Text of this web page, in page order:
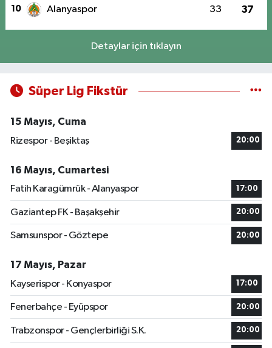
10 Alanyaspor 33 37
Detaylar için tıklayın
Süper Lig Fikstür
15 Mayıs, Cuma
Rizespor - Beşiktaş
20:00
16 Mayıs, Cumartesi
Fatih Karagümrük - Alanyaspor
17:00
Gaziantep FK - Başakşehir 20:00
Samsunspor - Göztepe 20:00
17 Mayıs, Pazar
Kayserispor - Konyaspor
17:00
Fenerbahçe - Eyüpspor 20:00
Trabzonspor - Gençlerbirliği S.K. 20:00